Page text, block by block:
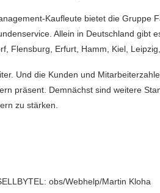
Kaufleute bietet die Gruppe
Allein in Deutschland gibt
Flensburg, Erfurt, Hamm, Kiel,
Und die Kunden und
präsent. Demnächst sind weitere
zu stärken.
obs/Webhelp/Martin Kloha